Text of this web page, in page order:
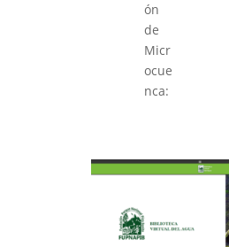
ón
de
Micr
ocue
nca: